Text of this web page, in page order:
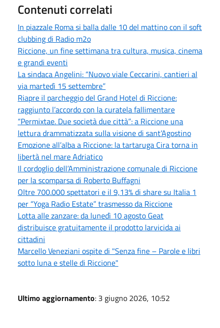
Contenuti correlati
In piazzale Roma si balla dalle 10 del mattino con il soft
clubbing di Radio m2o
Riccione, un fine settimana tra cultura, musica, cinema
e grandi eventi
La sindaca Angelini: “Nuovo viale Ceccarini, cantieri al
via martedì 15 settembre”
Riapre il parcheggio del Grand Hotel di Riccione:
raggiunto l’accordo con la curatela fallimentare
“Permixtae. Due società due città”: a Riccione una
lettura drammatizzata sulla visione di sant’Agostino
Emozione all’alba a Riccione: la tartaruga Cira torna in
libertà nel mare Adriatico
Il cordoglio dell’Amministrazione comunale di Riccione
per la scomparsa di Roberto Buffagni
Oltre 700.000 spettatori e il 9,13% di share su Italia 1
per “Yoga Radio Estate” trasmesso da Riccione
Lotta alle zanzare: da lunedì 10 agosto Geat
distribuisce gratuitamente il prodotto larvicida ai
cittadini
Marcello Veneziani ospite di "Senza fine – Parole e libri
sotto luna e stelle di Riccione"
Ultimo aggiornamento: 3 giugno 2026, 10:52